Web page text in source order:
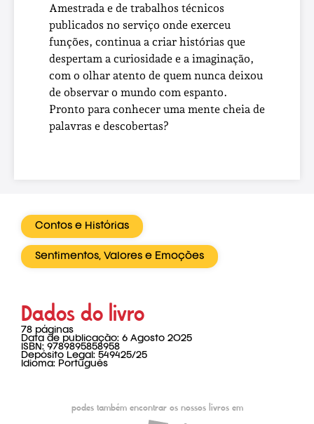
Amestrada e de trabalhos técnicos
publicados no serviço onde exerceu
funções, continua a criar histórias que
despertam a curiosidade e a imaginação,
com o olhar atento de quem nunca deixou
de observar o mundo com espanto.
Pronto para conhecer uma mente cheia de
palavras e descobertas?
Contos e Histórias
Sentimentos, Valores e Emoções
Dados do livro
78 páginas
Data de publicação: 6 Agosto 2025
ISBN: 9789895858958
Depósito Legal: 549425/25
Idioma: Português
podes também encontrar os nossos livros em